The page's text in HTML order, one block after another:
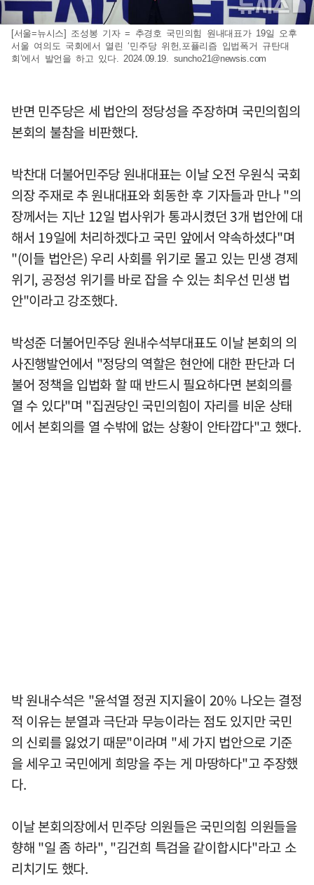
[서울=뉴시스] 조성봉 기자 = 추경호 국민의힘 원내대표가 19일 오후
서울 여의도 국회에서 열린 ‘민주당 위헌,포퓰리즘 입법폭거 규탄대
회’에서 발언을 하고 있다. 2024.09.19. suncho21@newsis.com
반면 민주당은 세 법안의 정당성을 주장하며 국민의힘의
본회의 불참을 비판했다.
박찬대 더불어민주당 원내대표는 이날 오전 우원식 국회
의장 주재로 추 원내대표와 회동한 후 기자들과 만나 "의
장께서는 지난 12일 법사위가 통과시켰던 3개 법안에 대
해서 19일에 처리하겠다고 국민 앞에서 약속하셨다"며
"(이들 법안은) 우리 사회를 위기로 몰고 있는 민생 경제
위기, 공정성 위기를 바로 잡을 수 있는 최우선 민생 법
안"이라고 강조했다.
박성준 더불어민주당 원내수석부대표도 이날 본회의 의
사진행발언에서 "정당의 역할은 현안에 대한 판단과 더
불어 정책을 입법화 할 때 반드시 필요하다면 본회의를
열 수 있다"며 "집권당인 국민의힘이 자리를 비운 상태
에서 본회의를 열 수밖에 없는 상황이 안타깝다"고 했다.
박 원내수석은 "윤석열 정권 지지율이 20% 나오는 결정
적 이유는 분열과 극단과 무능이라는 점도 있지만 국민
의 신뢰를 잃었기 때문"이라며 "세 가지 법안으로 기준
을 세우고 국민에게 희망을 주는 게 마땅하다"고 주장했
다.
이날 본회의장에서 민주당 의원들은 국민의힘 의원들을
향해 "일 좀 하라", "김건희 특검을 같이합시다"라고 소
리치기도 했다.